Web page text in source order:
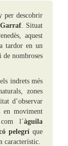
per descobrir
. Situat
aquest
tardor en un
nombroses
indrets més
zones
d’observar
en moviment
com l´àguila
pelegrí que
característic.